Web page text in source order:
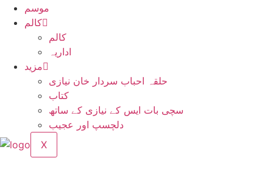
موسم
کالم
کالم
اداریہ
مزید
حلقہ احباب سردار خان نیازی
کتاب
سچی بات ایس کے نیازی کے ساتھ
دلچسپ اور عجیب
X